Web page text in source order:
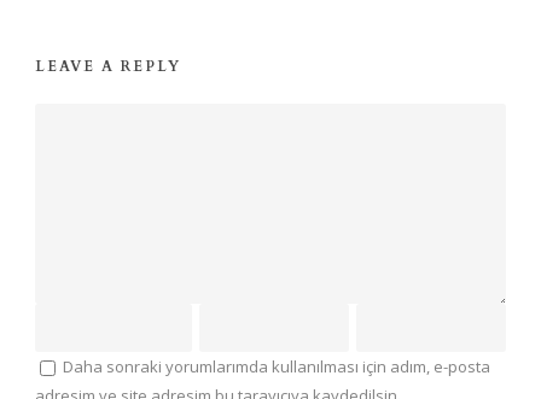
LEAVE A REPLY
Daha sonraki yorumlarımda kullanılması için adım, e-posta